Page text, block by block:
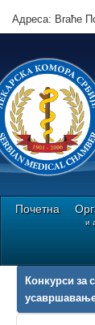
Почетна
и
Адреса: Brаће
Конкурси за